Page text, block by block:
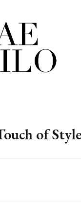
of